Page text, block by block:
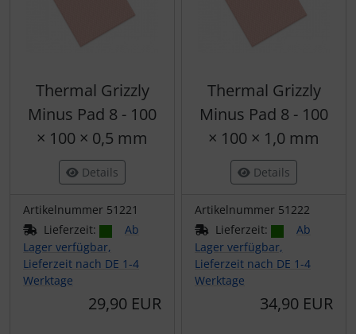
Thermal Grizzly
Minus Pad 8 - 100
× 100 × 0,5 mm
Details
Artikelnummer 51221
Lieferzeit:
Ab
Lager verfügbar,
Lieferzeit nach DE 1-4
Werktage
29,90 EUR
Thermal Grizzly
Minus Pad 8 - 100
× 100 × 1,0 mm
Details
Artikelnummer 51222
Lieferzeit:
Ab
Lager verfügbar,
Lieferzeit nach DE 1-4
Werktage
34,90 EUR